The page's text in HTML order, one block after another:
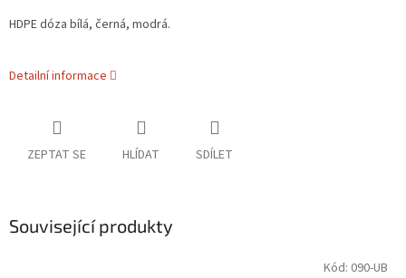
HDPE dóza bílá, černá, modrá.
Detailní informace
ZEPTAT SE HLÍDAT SDÍLET
Související produkty
Kód: 090-UB